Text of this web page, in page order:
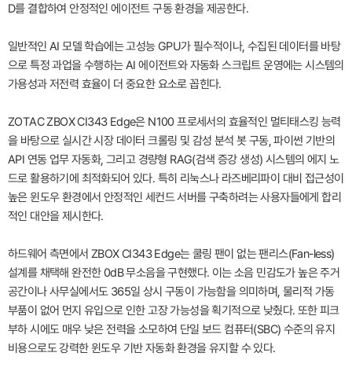
D를 결합하여 안정적인 에이전트 구동 환경을 제공한다.
일반적인 AI 모델 학습에는 고성능 GPU가 필수적이나, 수집된 데이터를 바탕
으로 특정 과업을 수행하는 AI 에이전트와 자동화 스크립트 운영에는 시스템의
가용성과 저전력 효율이 더 중요한 요소로 꼽힌다.
ZOTAC ZBOX CI343 Edge은 N100 프로세서의 효율적인 멀티태스킹 능력
을 바탕으로 실시간 시장 데이터 크롤링 및 감성 분석 봇 구동, 파이썬 기반의
API 연동 업무 자동화, 그리고 경량형 RAG(검색 증강 생성) 시스템의 에지 노
드로 활용하기에 최적화되어 있다. 특히 리눅스나 라즈베리파이 대비 접근성이
높은 윈도우 환경에서 안정적인 세컨드 서버를 구축하려는 사용자들에게 합리
적인 대안을 제시한다.
하드웨어 측면에서 ZBOX CI343 Edge는 쿨링 팬이 없는 팬리스(Fan-less)
설계를 채택해 완전한 0dB 무소음을 구현했다. 이는 소음 민감도가 높은 주거
공간이나 사무실에서도 365일 상시 구동이 가능함을 의미하며, 물리적 가동
부품이 없어 먼지 유입으로 인한 고장 가능성을 획기적으로 낮췄다. 또한 피크
부하 시에도 매우 낮은 전력을 소모하여 단일 보드 컴퓨터(SBC) 수준의 유지
비용으로도 강력한 윈도우 기반 자동화 환경을 유지할 수 있다.